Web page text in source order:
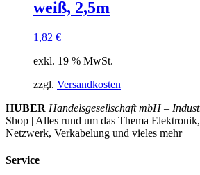
weiß, 2,5m
1,82 €
exkl. 19 % MwSt.
zzgl. Versandkosten
HUBER Handelsgesellschaft mbH –
Shop | Alles rund um das Thema
Netzwerk, Verkabelung und vieles mehr
Service